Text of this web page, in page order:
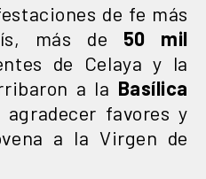
de fe más
más de 50 mil
de Celaya y la
a la Basílica
agradecer favores y
a la Virgen de